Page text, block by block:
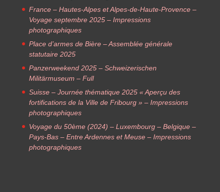
France – Hautes-Alpes et Alpes-de-Haute-Provence –
Voyage septembre 2025 – Impressions
photographiques
Place d’armes de Bière – Assemblée générale
statutaire 2025
Panzerweekend 2025 – Schweizerischen
Militärmuseum – Full
Suisse – Journée thématique 2025 « Aperçu des
fortifications de la Ville de Fribourg » – Impressions
photographiques
Voyage du 50ème (2024) – Luxembourg – Belgique –
Pays-Bas – Entre Ardennes et Meuse – Impressions
photographiques